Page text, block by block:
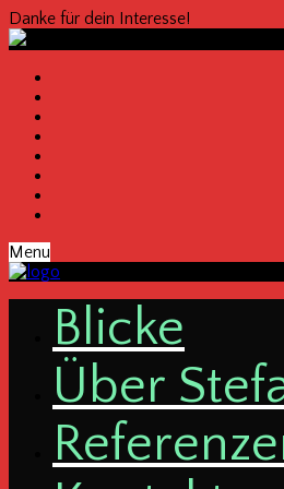
Danke für dein Interesse!
Menu
Bli­cke
Über